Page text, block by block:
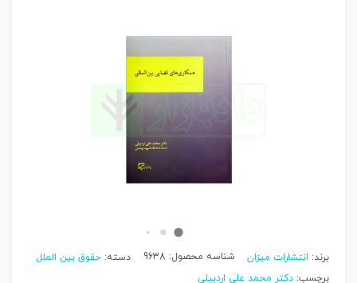
برند: انتشارات میزان شناسه محصول: 9638 دسته: حقوق بین الملل
برچسب: دکتر محمد علی اردبیلی